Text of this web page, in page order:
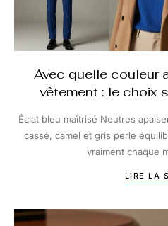
Avec quelle couleur
vêtement : le choix
Éclat bleu maîtrisé Neutres
cassé, camel et gris perle
vraiment chaque
LIRE LA